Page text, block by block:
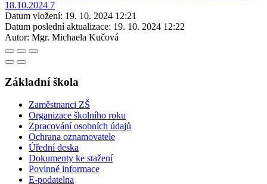
Datum vložení: 19. 10. 2024 12:21
Datum poslední aktualizace: 19. 10. 2024 12:22
Autor: Mgr. Michaela Kučová
Základní škola
Zaměstnanci ZŠ
Organizace školního roku
Zpracování osobních údajů
Ochrana oznamovatele
Úřední deska
Dokumenty ke stažení
Povinné informace
E-podatelna